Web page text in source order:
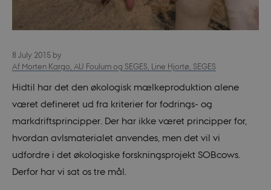
8 July 2015 by
Af Morten Kargo, AU Foulum og SEGES, Line Hjortø, SEGES
Hidtil har det den økologisk mælkeproduktion alene
været defineret ud fra kriterier for fodrings- og
markdriftsprincipper. Der har ikke været principper for,
hvordan avlsmaterialet anvendes, men det vil vi
udfordre i det økologiske forskningsprojekt SOBcows.
Derfor har vi sat os tre mål.